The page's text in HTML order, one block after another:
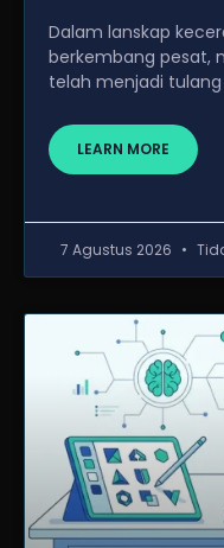
Dalam lanskap
berkembang pesat,
telah menjadi tulang
LEARN MORE
7 Agustus 2026